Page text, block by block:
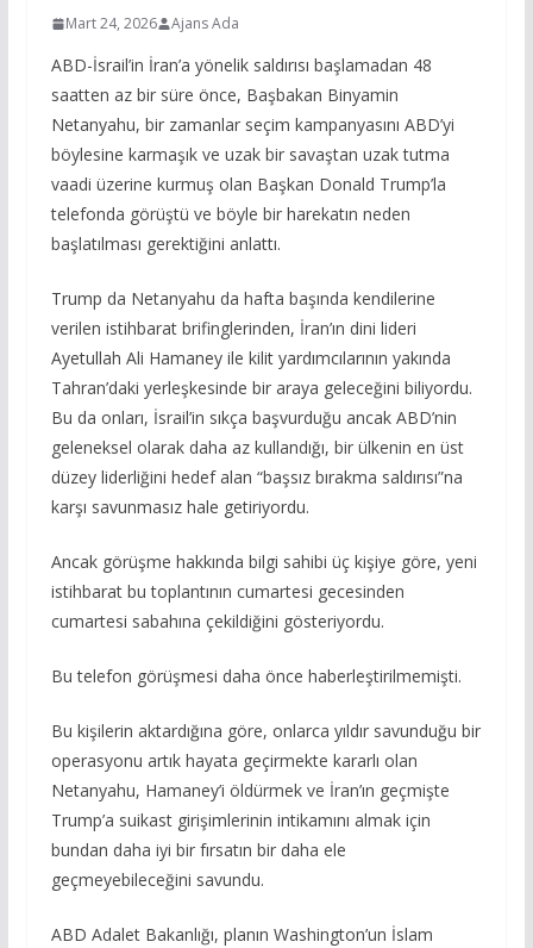
Mart 24, 2026 Ajans Ada
ABD-İsrail’in İran’a yönelik saldırısı başlamadan 48
saatten az bir süre önce, Başbakan Binyamin
Netanyahu, bir zamanlar seçim kampanyasını ABD’yi
böylesine karmaşık ve uzak bir savaştan uzak tutma
vaadi üzerine kurmuş olan Başkan Donald Trump’la
telefonda görüştü ve böyle bir harekatın neden
başlatılması gerektiğini anlattı.
Trump da Netanyahu da hafta başında kendilerine
verilen istihbarat brifinglerinden, İran’ın dini lideri
Ayetullah Ali Hamaney ile kilit yardımcılarının yakında
Tahran’daki yerleşkesinde bir araya geleceğini biliyordu.
Bu da onları, İsrail’in sıkça başvurduğu ancak ABD’nin
geleneksel olarak daha az kullandığı, bir ülkenin en üst
düzey liderliğini hedef alan “başsız bırakma saldırısı”na
karşı savunmasız hale getiriyordu.
Ancak görüşme hakkında bilgi sahibi üç kişiye göre, yeni
istihbarat bu toplantının cumartesi gecesinden
cumartesi sabahına çekildiğini gösteriyordu.
Bu telefon görüşmesi daha önce haberleştirilmemişti.
Bu kişilerin aktardığına göre, onlarca yıldır savunduğu bir
operasyonu artık hayata geçirmekte kararlı olan
Netanyahu, Hamaney’i öldürmek ve İran’ın geçmişte
Trump’a suikast girişimlerinin intikamını almak için
bundan daha iyi bir fırsatın bir daha ele
geçmeyebileceğini savundu.
ABD Adalet Bakanlığı, planın Washington’un İslam